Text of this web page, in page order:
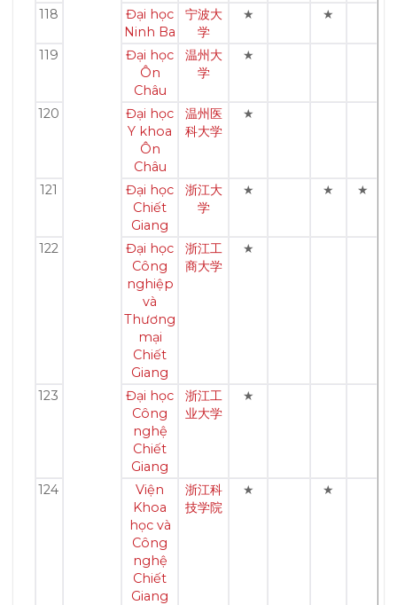
118
Đại học
Ninh Ba
宁波大
学
★ ★
119
Đại học
Ôn
Châu
温州大
学
★
120
Đại học
Y khoa
Ôn
Châu
温州医
科大学
★
121
Đại học
Chiết
Giang
浙江大
学
★ ★ ★
122
Đại học
Công
nghiệp
và
Thương
mại
Chiết
Giang
浙江工
商大学
★
123
Đại học
Công
nghệ
Chiết
Giang
浙江工
业大学
★
124
Viện
Khoa
học và
Công
nghệ
Chiết
Giang
浙江科
技学院
★ ★